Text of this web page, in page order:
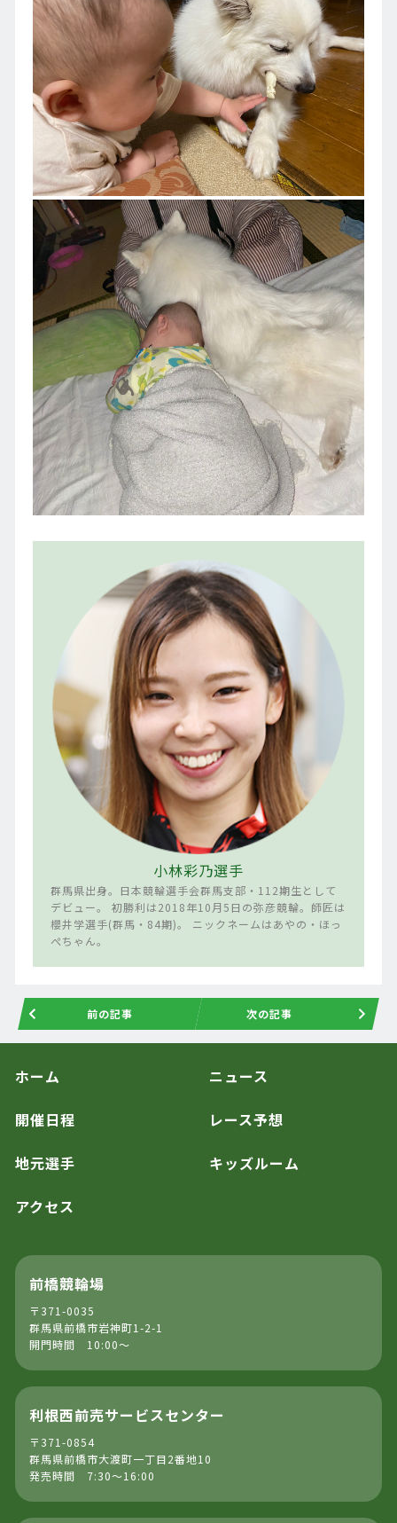
小林彩乃選手
群馬県出身。日本競輪選手会群馬支部・112期生として
デビュー。 初勝利は2018年10月5日の弥彦競輪。師匠は
櫻井学選手(群馬・84期)。 ニックネームはあやの・ほっ
ぺちゃん。
前の記事 次の記事
ホーム ニュース
開催日程 レース予想
地元選手 キッズルーム
アクセス
前橋競輪場
〒371-0035
群馬県前橋市岩神町1-2-1
開門時間 10:00～
利根西前売サービスセンター
〒371-0854
群馬県前橋市大渡町一丁目2番地10
発売時間 7:30～16:00